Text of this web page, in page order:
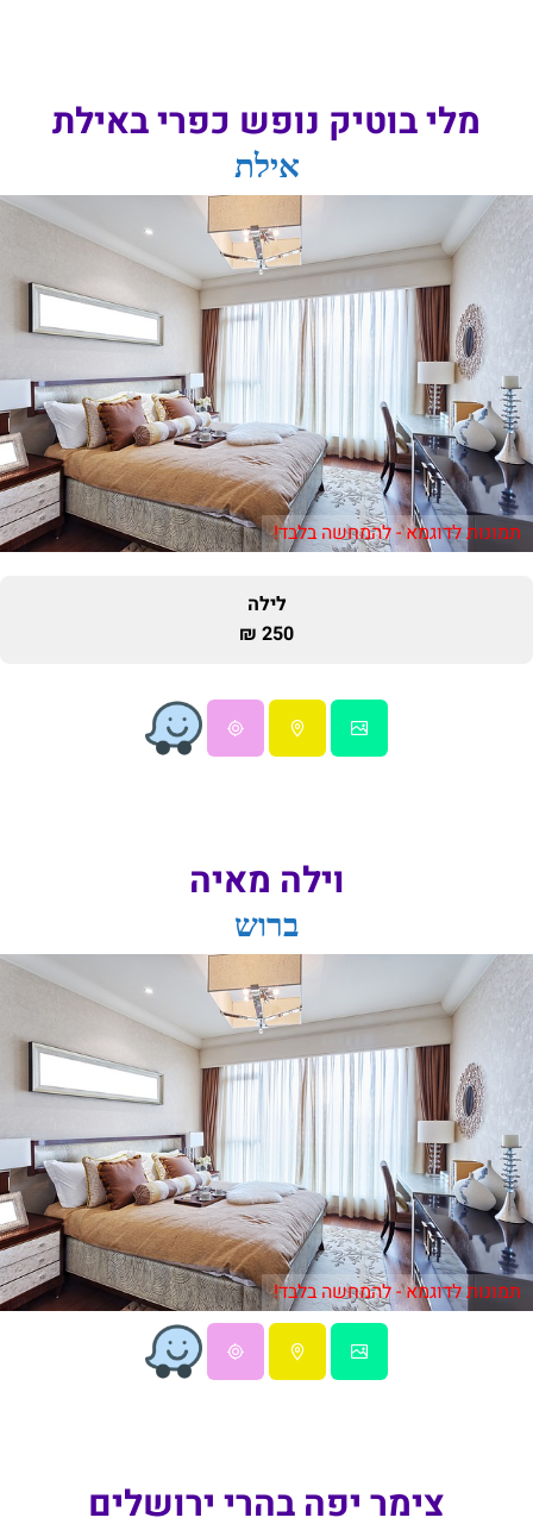
מלי בוטיק נופש כפרי באילת
אילת
תמונות לדוגמא - להמחשה בלבד!
לילה
250 ₪
וילה מאיה
ברוש
תמונות לדוגמא - להמחשה בלבד!
צימר יפה בהרי ירושלים